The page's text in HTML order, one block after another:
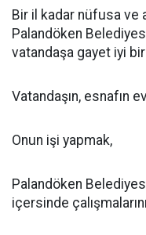
Bir il kadar nüfusa ve
Palandöken
vatandaşa gayet iyi
Vatandaşın, esnafın
Onun işi yapmak,
Palandöken
içersinde